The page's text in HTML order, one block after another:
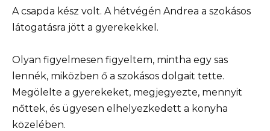
A csapda kész volt. A hétvégén Andrea a szokásos
látogatásra jött a gyerekekkel.
Olyan figyelmesen figyeltem, mintha egy sas
lennék, miközben ő a szokásos dolgait tette.
Megölelte a gyerekeket, megjegyezte, mennyit
nőttek, és ügyesen elhelyezkedett a konyha
közelében.